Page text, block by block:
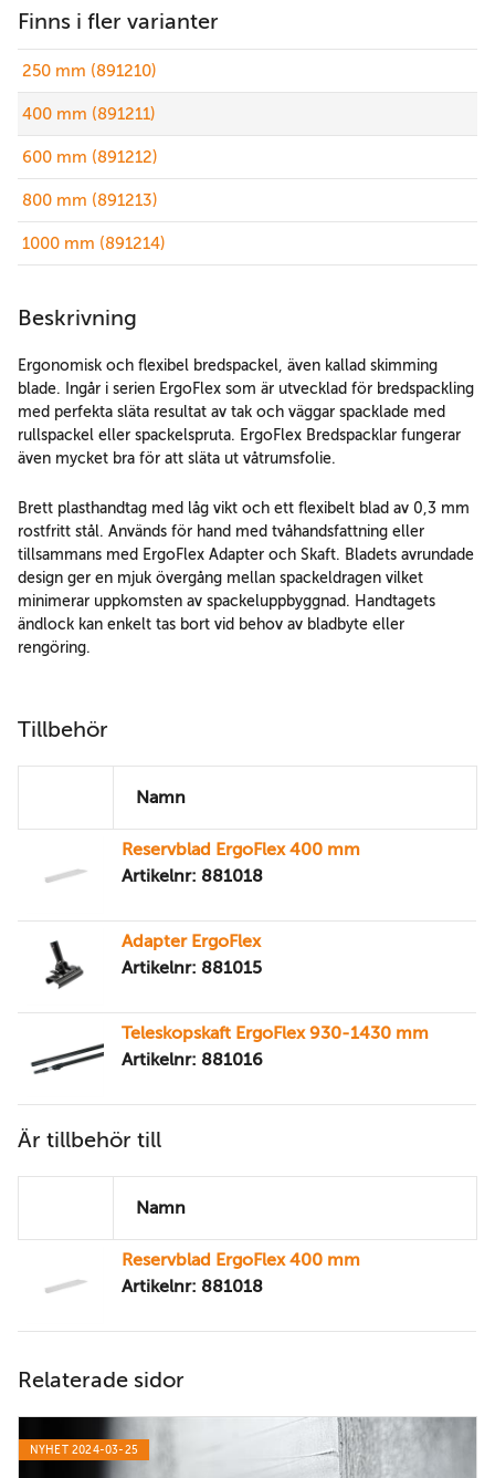
Finns i fler varianter
250 mm (891210)
400 mm (891211)
600 mm (891212)
800 mm (891213)
1000 mm (891214)
Beskrivning
Ergonomisk och flexibel bredspackel, även kallad skimming
blade. Ingår i serien ErgoFlex som är utvecklad för bredspackling
med perfekta släta resultat av tak och väggar spacklade med
rullspackel eller spackelspruta. ErgoFlex Bredspacklar fungerar
även mycket bra för att släta ut våtrumsfolie.
Brett plasthandtag med låg vikt och ett flexibelt blad av 0,3 mm
rostfritt stål. Används för hand med tvåhandsfattning eller
tillsammans med ErgoFlex Adapter och Skaft. Bladets avrundade
design ger en mjuk övergång mellan spackeldragen vilket
minimerar uppkomsten av spackeluppbyggnad. Handtagets
ändlock kan enkelt tas bort vid behov av bladbyte eller
rengöring.
Tillbehör
Namn
Reservblad ErgoFlex 400 mm
Artikelnr: 881018
Adapter ErgoFlex
Artikelnr: 881015
Teleskopskaft ErgoFlex 930-1430 mm
Artikelnr: 881016
Är tillbehör till
Namn
Reservblad ErgoFlex 400 mm
Artikelnr: 881018
Relaterade sidor
NYHET 2024-03-25